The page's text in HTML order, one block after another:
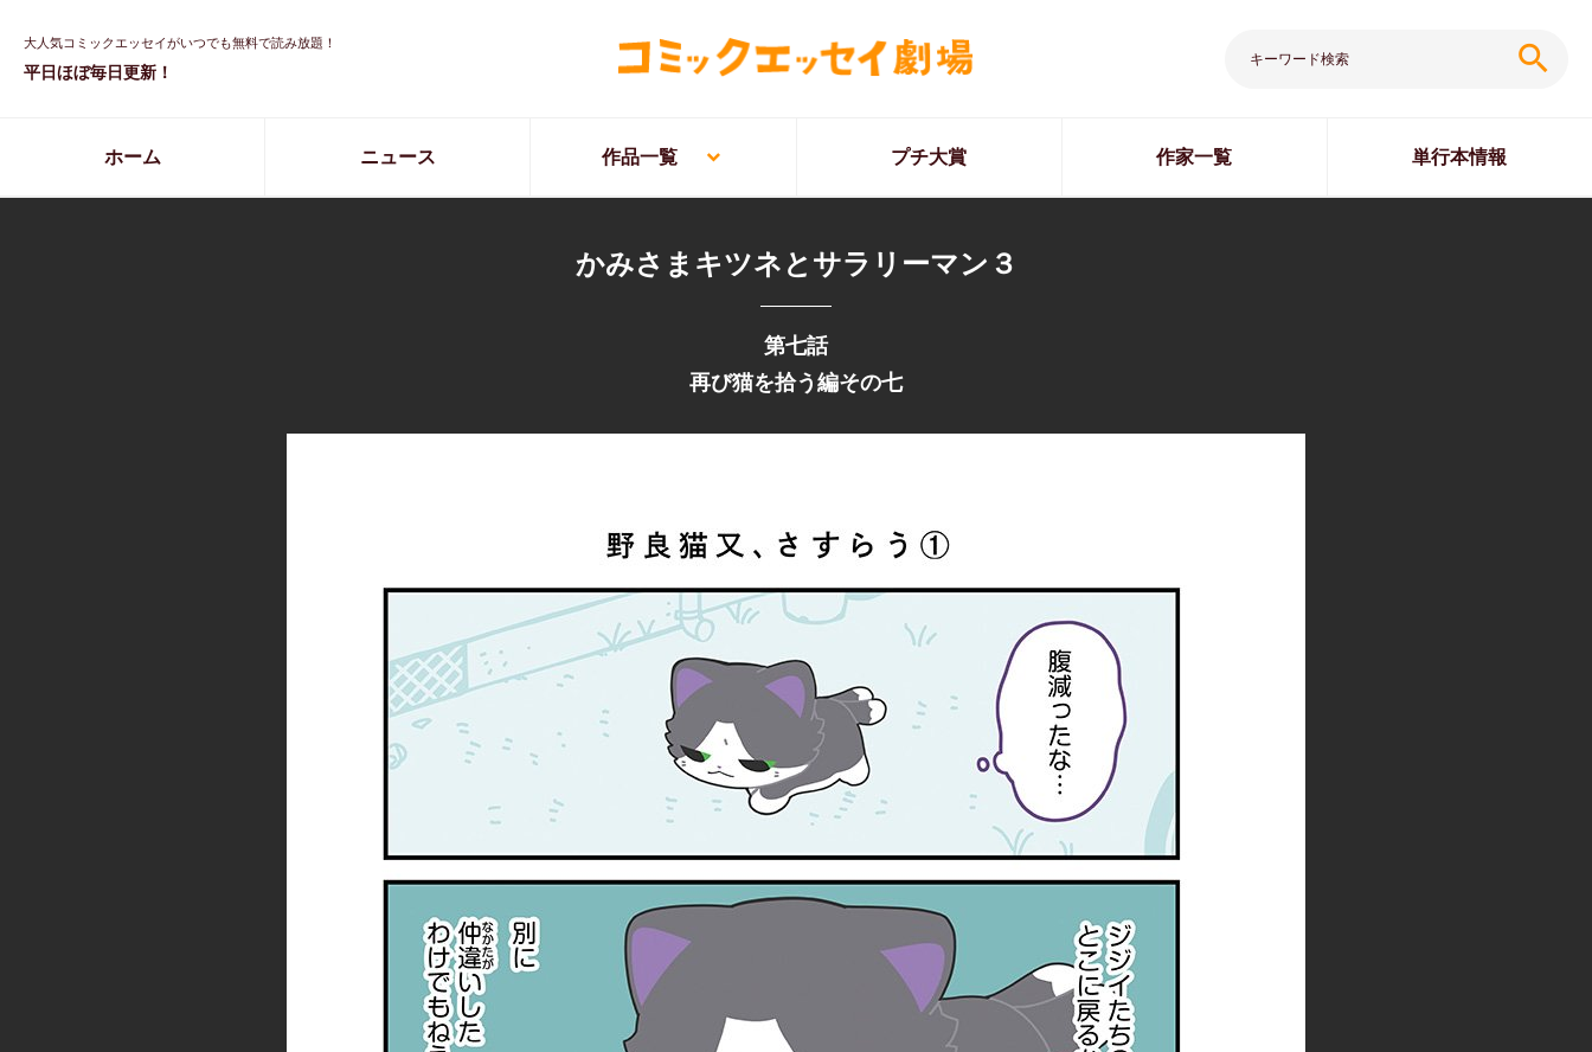
大人気コミックエッセイがいつでも無料で読み放題！
平日ほぼ毎日更新！ search
ホーム ニュース 作品一覧 プチ大賞 作家一覧 単行本情報
かみさまキツネとサラリーマン３
第七話
再び猫を拾う編その七